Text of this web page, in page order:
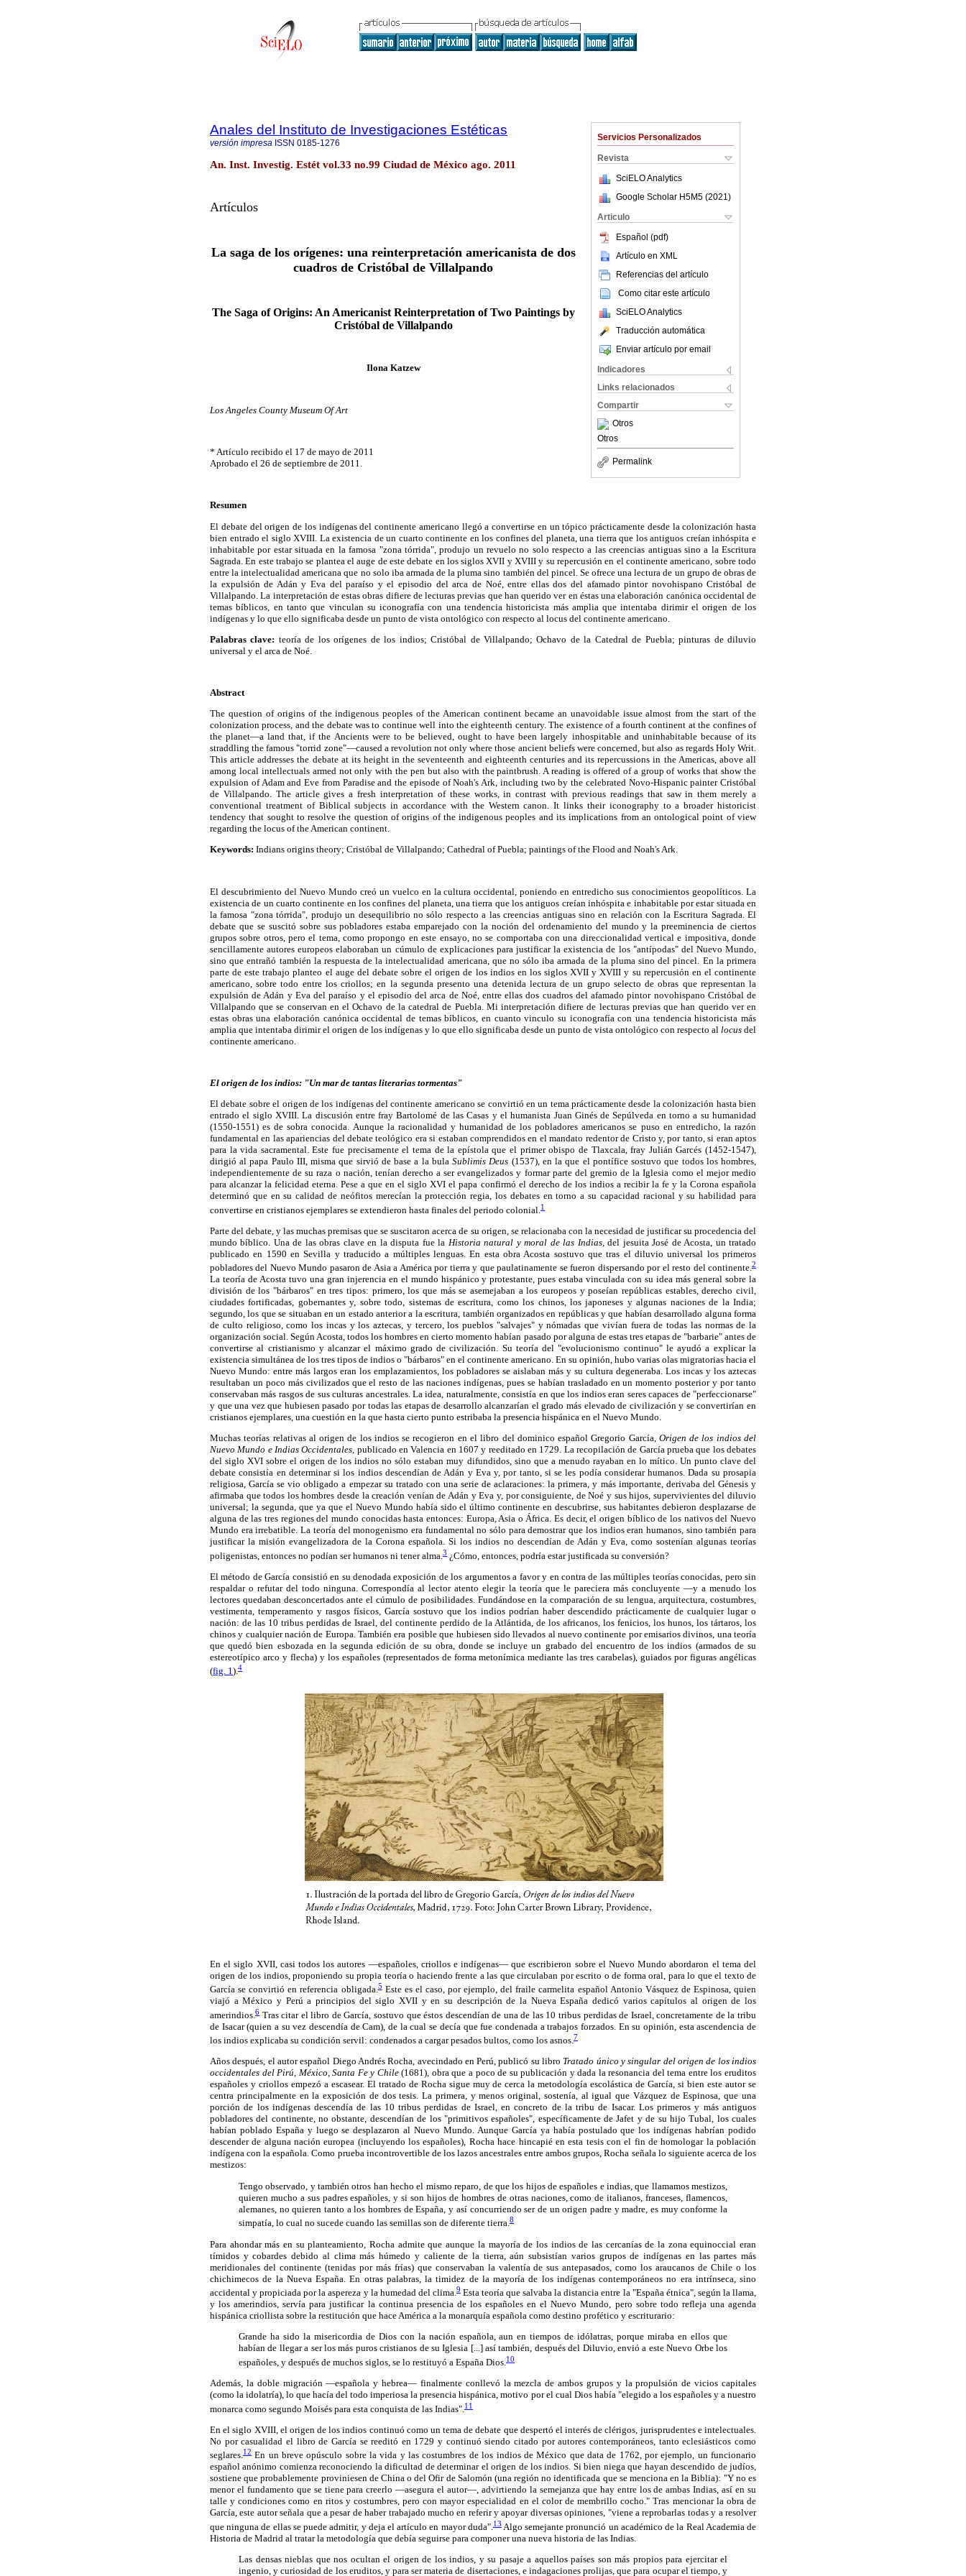
Servicios Personalizados
Revista
SciELO Analytics
Google Scholar H5M5 (2021 )
Articulo
Español (pdf)
Artículo en XML
Referencias del artículo
Como citar este artículo
SciELO Analytics
Traducción automática
Enviar artículo por email
Indicadores
Links relacionados
Compartir
Otros
Otros
Permalink
Anales del Instituto de Investigaciones Estéticas
versión impresa ISSN 0185-1276
An. Inst. Investig. Estét vol.33 no.99 Ciudad de México ago. 2011
Artículos
La saga de los orígenes: una reinterpretación americanista de dos
cuadros de Cristóbal de Villalpando
The Saga of Origins: An Americanist Reinterpretation of Two Paintings by
Cristóbal de Villalpando
Ilona Katzew
Los Angeles County Museum Of Art
* Artículo recibido el 17 de mayo de 2011
Aprobado el 26 de septiembre de 2011.
Resumen
El debate del origen de los indígenas del continente americano llegó a convertirse en un tópico prácticamente desde la colonización hasta
bien entrado el siglo XVIII. La existencia de un cuarto continente en los confines del planeta, una tierra que los antiguos creían inhóspita e
inhabitable por estar situada en la famosa "zona tórrida", produjo un revuelo no solo respecto a las creencias antiguas sino a la Escritura
Sagrada. En este trabajo se plantea el auge de este debate en los siglos XVII y XVIII y su repercusión en el continente americano, sobre todo
entre la intelectualidad americana que no solo iba armada de la pluma sino también del pincel. Se ofrece una lectura de un grupo de obras de
la expulsión de Adán y Eva del paraíso y el episodio del arca de Noé, entre ellas dos del afamado pintor novohispano Cristóbal de
Villalpando. La interpretación de estas obras difiere de lecturas previas que han querido ver en éstas una elaboración canónica occidental de
temas bíblicos, en tanto que vinculan su iconografía con una tendencia historicista más amplia que intentaba dirimir el origen de los
indígenas y lo que ello significaba desde un punto de vista ontológico con respecto al locus del continente americano.
Palabras clave: teoría de los orígenes de los indios; Cristóbal de Villalpando; Ochavo de la Catedral de Puebla; pinturas de diluvio
universal y el arca de Noé.
Abstract
The question of origins of the indigenous peoples of the American continent became an unavoidable issue almost from the start of the
colonization process, and the debate was to continue well into the eighteenth century. The existence of a fourth continent at the confines of
the planet—a land that, if the Ancients were to be believed, ought to have been largely inhospitable and uninhabitable because of its
straddling the famous "torrid zone"—caused a revolution not only where those ancient beliefs were concerned, but also as regards Holy Writ.
This article addresses the debate at its height in the seventeenth and eighteenth centuries and its repercussions in the Americas, above all
among local intellectuals armed not only with the pen but also with the paintbrush. A reading is offered of a group of works that show the
expulsion of Adam and Eve from Paradise and the episode of Noah's Ark, including two by the celebrated Novo-Hispanic painter Cristóbal
de Villalpando. The article gives a fresh interpretation of these works, in contrast with previous readings that saw in them merely a
conventional treatment of Biblical subjects in accordance with the Western canon. It links their iconography to a broader historicist
tendency that sought to resolve the question of origins of the indigenous peoples and its implications from an ontological point of view
regarding the locus of the American continent.
Keywords: Indians origins theory; Cristóbal de Villalpando; Cathedral of Puebla; paintings of the Flood and Noah's Ark.
El descubrimiento del Nuevo Mundo creó un vuelco en la cultura occidental, poniendo en entredicho sus conocimientos geopolíticos. La
existencia de un cuarto continente en los confines del planeta, una tierra que los antiguos creían inhóspita e inhabitable por estar situada en
la famosa "zona tórrida", produjo un desequilibrio no sólo respecto a las creencias antiguas sino en relación con la Escritura Sagrada. El
debate que se suscitó sobre sus pobladores estaba emparejado con la noción del ordenamiento del mundo y la preeminencia de ciertos
grupos sobre otros, pero el tema, como propongo en este ensayo, no se comportaba con una direccionalidad vertical e impositiva, donde
sencillamente autores europeos elaboraban un cúmulo de explicaciones para justificar la existencia de los "antípodas" del Nuevo Mundo,
sino que entrañó también la respuesta de la intelectualidad americana, que no sólo iba armada de la pluma sino del pincel. En la primera
parte de este trabajo planteo el auge del debate sobre el origen de los indios en los siglos XVII y XVIII y su repercusión en el continente
americano, sobre todo entre los criollos; en la segunda presento una detenida lectura de un grupo selecto de obras que representan la
expulsión de Adán y Eva del paraíso y el episodio del arca de Noé, entre ellas dos cuadros del afamado pintor novohispano Cristóbal de
Villalpando que se conservan en el Ochavo de la catedral de Puebla. Mi interpretación difiere de lecturas previas que han querido ver en
estas obras una elaboración canónica occidental de temas bíblicos, en cuanto vinculo su iconografía con una tendencia historicista más
amplia que intentaba dirimir el origen de los indígenas y lo que ello significaba desde un punto de vista ontológico con respecto al locus del
continente americano.
El origen de los indios: "Un mar de tantas literarias tormentas"
El debate sobre el origen de los indígenas del continente americano se convirtió en un tema prácticamente desde la colonización hasta bien
entrado el siglo XVIII. La discusión entre fray Bartolomé de las Casas y el humanista Juan Ginés de Sepúlveda en torno a su humanidad
(1550-1551) es de sobra conocida. Aunque la racionalidad y humanidad de los pobladores americanos se puso en entredicho, la razón
fundamental en las apariencias del debate teológico era si estaban comprendidos en el mandato redentor de Cristo y, por tanto, si eran aptos
para la vida sacramental. Este fue precisamente el tema de la epístola que el primer obispo de Tlaxcala, fray Julián Garcés (1452-1547),
dirigió al papa Paulo III, misma que sirvió de base a la bulaSublimis Deus (1537), en la que el pontífice sostuvo que todos los hombres,
independientemente de su raza o nación, tenían derecho a ser evangelizados y formar parte del gremio de la Iglesia como el mejor medio
para alcanzar la felicidad eterna. Pese a que en el siglo XVI el papa confirmó el derecho de los indios a recibir la fe y la Corona española
determinó que en su calidad de neófitos merecían la protección regia, los debates en torno a su capacidad racional y su habilidad para
convertirse en cristianos ejemplares se extendieron hasta finales del periodo colonial. 1
Parte del debate, y las muchas premisas que se suscitaron acerca de su origen, se relacionaba con la necesidad de justificar su procedencia del
mundo bíblico. Una de las obras clave en la disputa fue la Historia natural y moral de las Indias, del jesuita José de Acosta, un tratado
publicado en 1590 en Sevilla y traducido a múltiples lenguas. En esta obra Acosta sostuvo que tras el diluvio universal los primeros
pobladores del Nuevo Mundo pasaron de Asia a América por tierra y que paulatinamente se fueron dispersando por el resto del continente.2
La teoría de Acosta tuvo una gran injerencia en el mundo hispánico y protestante, pues estaba vinculada con su idea más general sobre la
división de los "bárbaros" en tres tipos: primero, los que más se asemejaban a los europeos y poseían repúblicas estables, derecho civil,
ciudades fortificadas, gobernantes y, sobre todo, sistemas de escritura, como los chinos, los japoneses y algunas naciones de la India;
segundo, los que se situaban en un estado anterior a la escritura, también organizados en repúblicas y que habían desarrollado alguna forma
de culto religioso, como los incas y los aztecas, y tercero, los pueblos "salvajes" y nómadas que vivían fuera de todas las normas de la
organización social. Según Acosta, todos los hombres en cierto momento habían pasado por alguna de estas tres etapas de "barbarie" antes de
convertirse al cristianismo y alcanzar el máximo grado de civilización. Su teoría del "evolucionismo continuo" le ayudó a explicar la
existencia simultánea de los tres tipos de indios o "bárbaros" en el continente americano. En su opinión, hubo varias olas migratorias hacia el
Nuevo Mundo: entre más largos eran los emplazamientos, los pobladores se aislaban más y su cultura degeneraba. Los incas y los aztecas
resultaban un poco más civilizados que el resto de las naciones indígenas, pues se habían trasladado en un momento posterior y por tanto
conservaban más rasgos de sus culturas ancestrales. La idea, naturalmente, consistía en que los indios eran seres capaces de "perfeccionarse"
y que una vez que hubiesen pasado por todas las etapas de desarrollo alcanzarían el grado más elevado de civilización y se convertirían en
cristianos ejemplares, una cuestión en la que hasta cierto punto estribaba la presencia hispánica en el Nuevo Mundo.
Muchas teorías relativas al origen de los indios se recogieron en el libro del dominico español Gregorio García, Origen de los indios del
Nuevo Mundo e Indias Occidentales, publicado en Valencia en 1607 y reeditado en 1729. La recopilación de García prueba que los debates
del siglo XVI sobre el origen de los indios no sólo estaban muy difundidos, sino que a menudo rayaban en lo mítico. Un punto clave del
debate consistía en determinar si los indios descendían de Adán y Eva y, por tanto, si se les podía considerar humanos. Dada su prosapia
religiosa, García se vio obligado a empezar su tratado con una serie de aclaraciones: la primera, y más importante, derivaba del Génesis y
afirmaba que todos los hombres desde la creación venían de Adán y Eva y, por consiguiente, de Noé y sus hijos, supervivientes del diluvio
universal; la segunda, que ya que el Nuevo Mundo había sido el último continente en descubrirse, sus habitantes debieron desplazarse de
alguna de las tres regiones del mundo conocidas hasta entonces: Europa, Asia o África. Es decir, el origen bíblico de los nativos del Nuevo
Mundo era irrebatible. La teoría del monogenismo era fundamental no sólo para demostrar que los indios eran humanos, sino también para
justificar la misión evangelizadora de la Corona española. Si los indios no descendían de Adán y Eva, como sostenían algunas teorías
poligenistas, entonces no podían ser humanos ni tener alma. 3 ¿Cómo, entonces, podría estar justificada su conversión?
El método de García consistió en su denodada exposición de los argumentos a favor y en contra de las múltiples teorías conocidas, pero sin
respaldar o refutar del todo ninguna. Correspondía al lector atento elegir la teoría que le pareciera más concluyente —y a menudo los
lectores quedaban desconcertados ante el cúmulo de posibilidades. Fundándose en la comparación de su lengua, arquitectura, costumbres,
vestimenta, temperamento y rasgos físicos, García sostuvo que los indios podrían haber descendido prácticamente de cualquier lugar o
nación: de las 10 tribus perdidas de Israel, del continente perdido de la Atlántida, de los africanos, los fenicios, los hunos, los tártaros, los
chinos y cualquier nación de Europa. También era posible que hubiesen sido llevados al nuevo continente por emisarios divinos, una teoría
que quedó bien esbozada en la segunda edición de su obra, donde se incluye un grabado del encuentro de los indios (armados de su
estereotípico arco y flecha) y los españoles (representados de forma metonímica mediante las tres carabelas), guiados por figuras angélicas
(fig. 1).4
En el siglo XVII, casi todos los autores —españoles, criollos e indígenas— que escribieron sobre el Nuevo Mundo abordaron el tema del
origen de los indios, proponiendo su propia teoría o haciendo frente a las que circulaban por escrito o de forma oral, para lo que el texto de
García se convirtió en referencia obligada.5Este es el caso, por ejemplo, del fraile carmelita español Antonio Vásquez de Espinosa, quien
viajó a México y Perú a principios del siglo XVII y en su descripción de la Nueva España dedicó varios capítulos al origen de los
amerindios. 6 Tras citar el libro de García, sostuvo que éstos descendían de una de las 10 tribus perdidas de Israel, concretamente de la tribu
de Isacar (quien a su vez descendía de Cam), de la cual se decía que fue condenada a trabajos forzados. En su opinión, esta ascendencia de
los indios explicaba su condición servil: condenados a cargar pesados bultos, como los asnos. 7
Años después, el autor español Diego Andrés Rocha, avecindado en Perú, publicó su libro Tratado único y singular del origen de los indios
occidentales del Pirú, México, Santa Fe y Chile(1681), obra que a poco de su publicación y dada la resonancia del tema entre los eruditos
españoles y criollos empezó a escasear. El tratado de Rocha sigue muy de cerca la metodología escolástica de García, si bien este autor se
centra principalmente en la exposición de dos tesis. La primera, y menos original, sostenía, al igual que Vázquez de Espinosa, que una
porción de los indígenas descendía de las 10 tribus perdidas de Israel, en concreto de la tribu de Isacar. Los primeros y más antiguos
pobladores del continente, no obstante, descendían de los "primitivos españoles", específicamente de Jafet y de su hijo Tubal, los cuales
habían poblado España y luego se desplazaron al Nuevo Mundo. Aunque García ya había postulado que los indígenas habrían podido
descender de alguna nación europea (incluyendo los españoles), Rocha hace hincapié en esta tesis con el fin de homologar la población
indígena con la española. Como prueba incontrovertible de los lazos ancestrales entre ambos grupos, Rocha señala lo siguiente acerca de los
mestizos:
Tengo observado, y también otros han hecho el mismo reparo, de que los hijos de españoles e indias, que llamamos mestizos,
quieren mucho a sus padres españoles, y si son hijos de hombres de otras naciones, como de italianos, franceses, flamencos,
alemanes, no quieren tanto a los hombres de España, y así concurriendo ser de un origen padre y madre, es muy conforme la
simpatía, lo cual no sucede cuando las semillas son de diferente tierra. 8
Para ahondar más en su planteamiento, Rocha admite que aunque la mayoría de los indios de las cercanías de la zona equinoccial eran
tímidos y cobardes debido al clima más húmedo y caliente de la tierra, aún subsistían varios grupos de indígenas en las partes más
meridionales del continente (tenidas por más frías) que conservaban la valentía de sus antepasados, como los araucanos de Chile o los
chichimecos de la Nueva España. En otras palabras, la timidez de la mayoría de los indígenas contemporáneos no era intrínseca, sino
accidental y propiciada por la aspereza y la humedad del clima.9Esta teoría que salvaba la distancia entre la "España étnica", según la llama,
y los amerindios, servía para justificar la continua presencia de los españoles en el Nuevo Mundo, pero sobre todo refleja una agenda
hispánica criollista sobre la restitución que hace América a la monarquía española como destino profético y escriturario:
Grande ha sido la misericordia de Dios con la nación española, aun en tiempos de idólatras, porque miraba en ellos que
habían de llegar a ser los más puros cristianos de su Iglesia [...] así también, después del Diluvio, envió a este Nuevo Orbe los
españoles, y después de muchos siglos, se lo restituyó a España Dios. 10
Además, la doble migración —española y hebrea— finalmente conllevó la mezcla de ambos grupos y la propulsión de vicios capitales
(como la idolatría), lo que hacía del todo imperiosa la presencia hispánica, motivo por el cual Dios había "elegido a los españoles y a nuestro
monarca como segundo Moisés para esta conquista de las Indias". 11
En el siglo XVIII, el origen de los indios continuó como un tema de debate que despertó el interés de clérigos, jurisprudentes e intelectuales.
No por casualidad el libro de García se reeditó en 1729 y continuó siendo citado por autores contemporáneos, tanto eclesiásticos como
seglares.12 En un breve opúsculo sobre la vida y las costumbres de los indios de México que data de 1762, por ejemplo, un funcionario
español anónimo comienza reconociendo la dificultad de determinar el origen de los indios. Si bien niega que hayan descendido de judíos,
sostiene que probablemente proviniesen de China o del Ofir de Salomón (una región no identificada que se menciona en la Biblia): "Y no es
menor el fundamento que se tiene para creerlo —asegura el autor—, advirtiendo la semejanza que hay entre los de ambas Indias, así en su
talle y condiciones como en ritos y costumbres, pero con mayor especialidad en el color de membrillo cocho." Tras mencionar la obra de
García, este autor señala que a pesar de haber trabajado mucho en referir y apoyar diversas opiniones, "viene a reprobarlas todas y a resolver
que ninguna de ellas se puede admitir, y deja el artículo en mayor duda".13Algo semejante pronunció un académico de la Real Academia de
Historia de Madrid al tratar la metodología que debía seguirse para componer una nueva historia de las Indias.
Las densas nieblas que nos ocultan el origen de los indios, y su pasaje a aquellos países son más propios para ejercitar el
ingenio, y curiosidad de los eruditos, y para ser materia de disertaciones, e indagaciones prolijas, que para ocupar el tiempo, y